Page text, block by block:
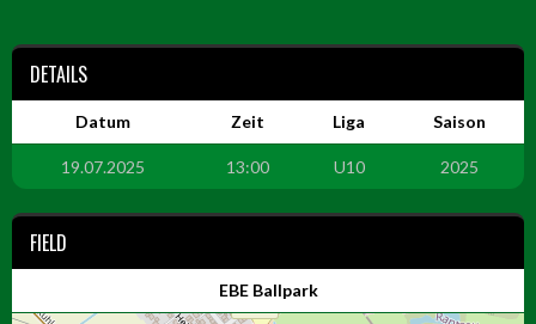
DETAILS
Datum Zeit Liga Saison
19.07.2025 13:00 U10 2025
FIELD
EBE Ballpark